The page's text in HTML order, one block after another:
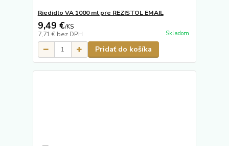
Riedidlo VA 1000 ml pre REZISTOL EMAIL
9,49 €/KS
7,71 € bez DPH Skladom
Pridať do košíka